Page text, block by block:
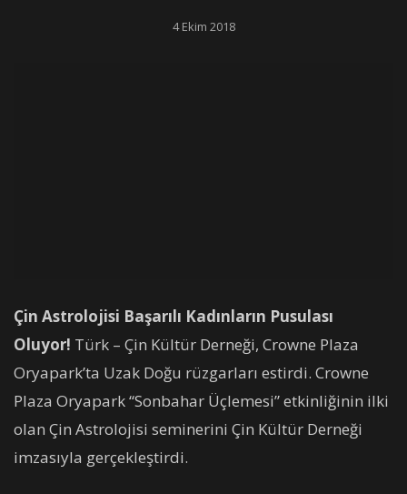
4 Ekim 2018
Çin Astrolojisi Başarılı Kadınların Pusulası
Oluyor! Türk – Çin Kültür Derneği, Crowne Plaza
Oryapark’ta Uzak Doğu rüzgarları estirdi. Crowne
Plaza Oryapark “Sonbahar Üçlemesi” etkinliğinin ilki
olan Çin Astrolojisi seminerini Çin Kültür Derneği
imzasıyla gerçekleştirdi.